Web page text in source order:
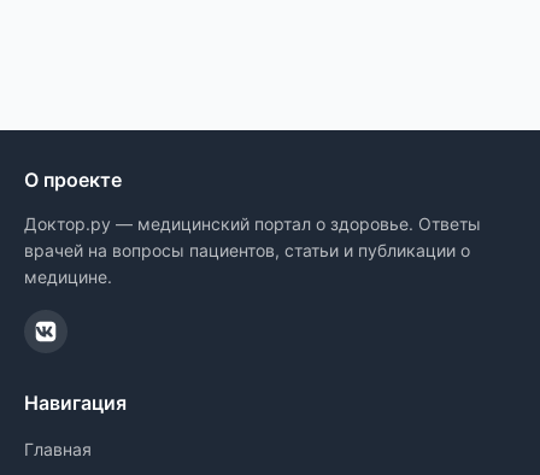
О проекте
Доктор.ру — медицинский портал о здоровье. Ответы
врачей на вопросы пациентов, статьи и публикации о
медицине.
Навигация
Главная